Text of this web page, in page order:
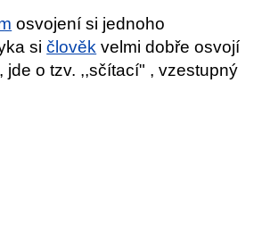
osvojení si jednoho
sičlověk velmi dobře osvojí
, jde o tzv. ,,sčítací" , vzestupný